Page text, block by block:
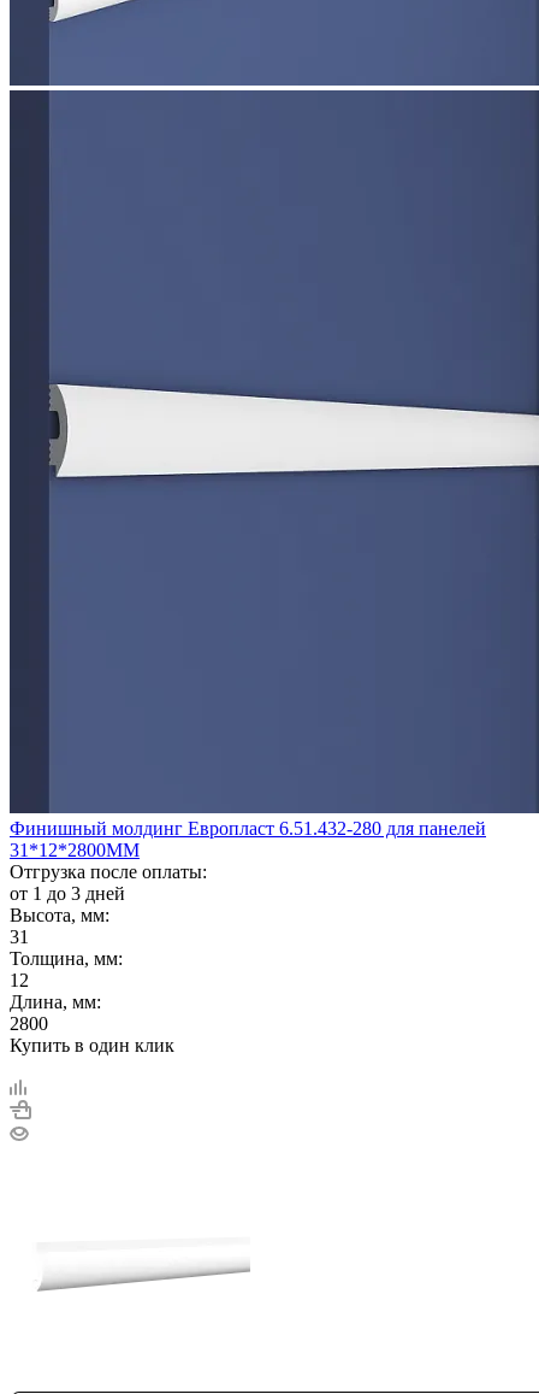
Финишный молдинг Европласт 6.51.432-280 для панелей
31*12*2800ММ
Отгрузка после оплаты:
от 1 до 3 дней
Высота, мм:
31
Толщина, мм:
12
Длина, мм:
2800
Купить в один клик